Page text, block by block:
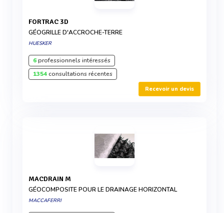
FORTRAC 3D
GÉOGRILLE D'ACCROCHE-TERRE
HUESKER
6professionnels intéressés
1354consultations récentes
Recevoir un devis
MACDRAIN M
GÉOCOMPOSITE POUR LE DRAINAGE HORIZONTAL
MACCAFERRI